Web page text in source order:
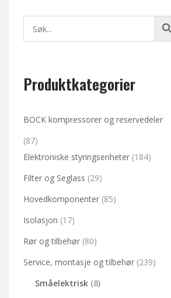
Produktkategorier
BOCK kompressorer og reservedeler
(87)
Elektroniske styringsenheter (184)
Filter og Seglass (29)
Hovedkomponenter (85)
Isolasjon (17)
Rør og tilbehør (80)
Service, montasje og tilbehør (239)
Småelektrisk (8)